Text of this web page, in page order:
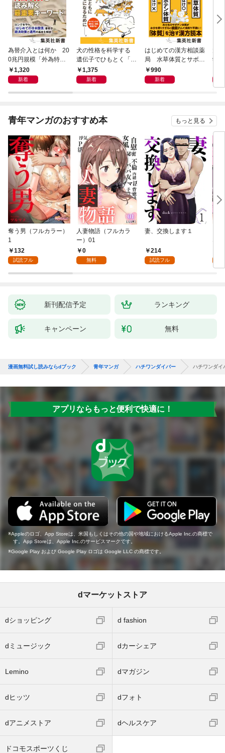
為替介入とは何か 20
0兆円規模「外為特
会」が生まれた謎
1,320
新着
犬の性格を科学する
遺伝子でひもとく「最
良の友」の進化
1,375
新着
はじめての漢方相談薬
局 水草体質とサボテ
ン体質
990
新着
学
青年マンガのおすすめ本 もっと見る
奪う男（フルカラー）
1
132
試読フル
人妻物語（フルカラ
ー）01
0
無料
妻、交換します１
214
試読フル
な
新刊配信予定 ランキング
キャンペーン 無料
漫画無料試し読みならdブック 青年マンガ ハチワンダイバー ハチワンダイ
アプリならもっと便利で快適に！
Appleのロゴ、App Storeは、米国もしくはその他の国や地域におけるApple Inc.の商標で
す。App Storeは、Apple Inc.のサービスマークです。
Google Play および Google Play ロゴは Google LLC の商標です。
dマーケットストア
dショッピング d fashion
dミュージック dカーシェア
Lemino dマガジン
dヒッツ dフォト
dアニメストア dヘルスケア
ドコモスポーツくじ